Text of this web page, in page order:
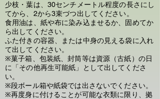
少枝・葉は、30センチメートル程度の長さにし
てから、2から3束づつ出してください。
食用油は、紙や布に染み込ませるか、固めてか
ら出してください。
ふた付きの容器、または中身の見える袋に入れ
て出してください。
※菓子箱、包装紙、封筒等は資源（古紙）の日
に「その他再生可能紙」として出してくださ
い。
※段ボール箱や紙袋では出さないでください。
※再度身に付けることが可能な衣類に限り、拠